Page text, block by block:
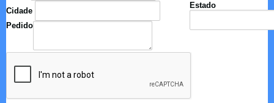
Cidade
Estado
Pedido